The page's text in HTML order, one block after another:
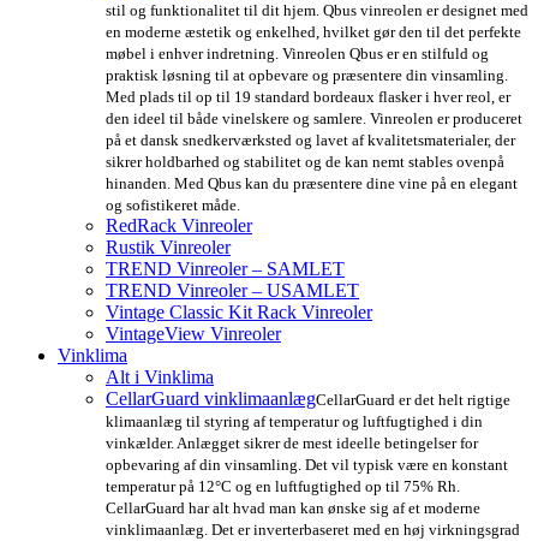
stil og funktionalitet til dit hjem. Qbus vinreolen er designet med
en moderne æstetik og enkelhed, hvilket gør den til det perfekte
møbel i enhver indretning. Vinreolen Qbus er en stilfuld og
praktisk løsning til at opbevare og præsentere din vinsamling.
Med plads til op til 19 standard bordeaux flasker i hver reol, er
den ideel til både vinelskere og samlere. Vinreolen er produceret
på et dansk snedkerværksted og lavet af kvalitetsmaterialer, der
sikrer holdbarhed og stabilitet og de kan nemt stables ovenpå
hinanden. Med Qbus kan du præsentere dine vine på en elegant
og sofistikeret måde.
RedRack Vinreoler
Rustik Vinreoler
TREND Vinreoler – SAMLET
TREND Vinreoler – USAMLET
Vintage Classic Kit Rack Vinreoler
VintageView Vinreoler
Vinklima
Alt i Vinklima
CellarGuard vinklimaanlægCellarGuard er det helt rigtige
klimaanlæg til styring af temperatur og luftfugtighed i din
vinkælder. Anlægget sikrer de mest ideelle betingelser for
opbevaring af din vinsamling. Det vil typisk være en konstant
temperatur på 12°C og en luftfugtighed op til 75% Rh.
CellarGuard har alt hvad man kan ønske sig af et moderne
vinklimaanlæg. Det er inverterbaseret med en høj virkningsgrad